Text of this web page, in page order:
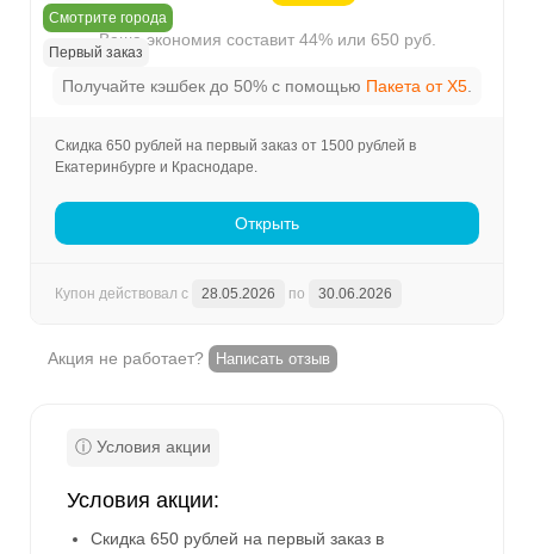
Ваша экономия составит 44% или 650 руб.
Получайте кэшбек до 50% с помощью Пакета от X5
Скидка 650 рублей на первый заказ от 1500 рублей в
Екатеринбурге и Краснодаре.
Открыть
Смотрите города
Первый заказ
Купон действовал с 28.05.2026 по 30.06.2026
Акция не работает? Написать отзыв
Условия акции:
Скидка 650 рублей на первый заказ в